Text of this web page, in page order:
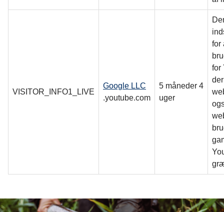
VISITOR_INFO1_LIVE
Google LLC
.youtube.com
5 måneder 4
uger
for
for